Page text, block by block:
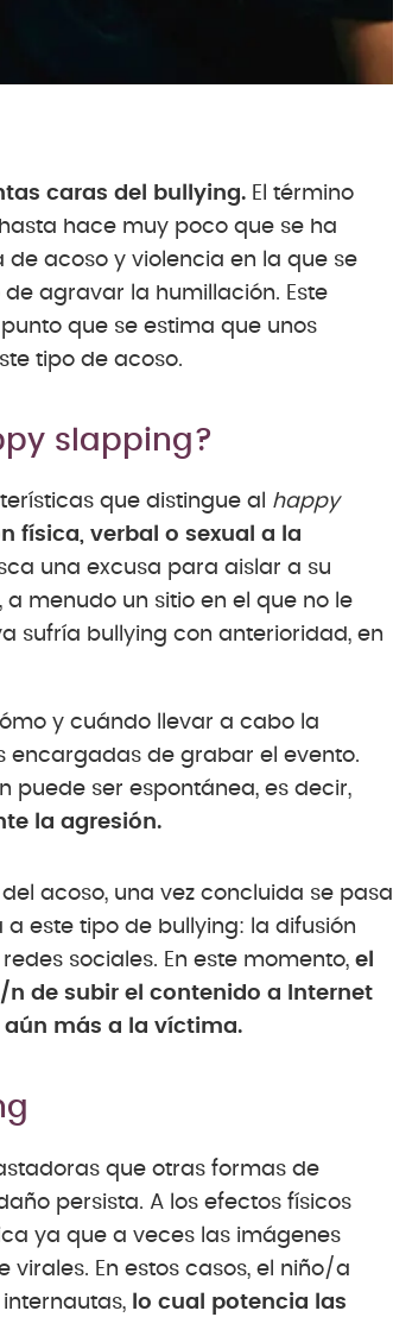
caras del bullying. El término
hace muy poco que se ha
acoso y violencia en la que se
agravar la humillación. Este
que se estima que unos
tipo de acoso.
slapping?
que distingue al happy
física, verbal o sexual a la
una excusa para aislar a su
menudo un sitio en el que no le
sufría bullying con anterioridad, en
y cuándo llevar a cabo la
encargadas de grabar el evento.
puede ser espontánea, es decir,
la agresión.
acoso, una vez concluida se pasa
este tipo de bullying: la difusión
sociales. En este momento, el
de subir el contenido a Internet
más a la víctima.
que otras formas de
persista. A los efectos físicos
ya que a veces las imágenes
En estos casos, el niño/a
lo cual potencia las